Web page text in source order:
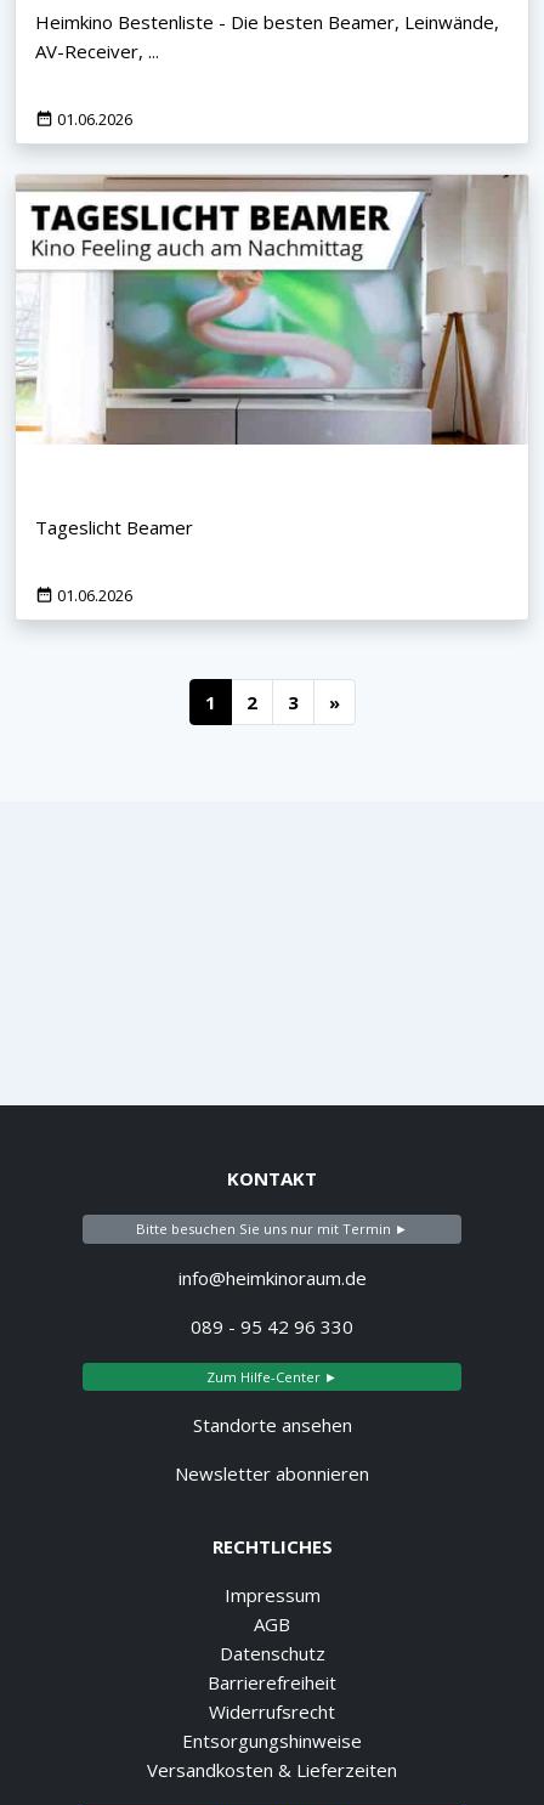
Heimkino Bestenliste - Die besten Beamer, Leinwände,
AV-Receiver, ...
01.06.2026
Tageslicht Beamer
01.06.2026
1 2 3 »
KONTAKT
Bitte besuchen Sie uns nur mit Termin ►
info@heimkinoraum.de
089 - 95 42 96 330
Zum Hilfe-Center ►
Standorte ansehen
Newsletter abonnieren
RECHTLICHES
Impressum
AGB
Datenschutz
Barrierefreiheit
Widerrufsrecht
Entsorgungshinweise
Versandkosten & Lieferzeiten